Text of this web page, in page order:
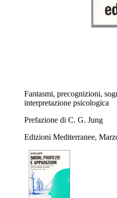
Fantasmi, precognizioni,
interpretazione psicologica
Prefazione di C. G. Jung
Edizioni Mediterranee,